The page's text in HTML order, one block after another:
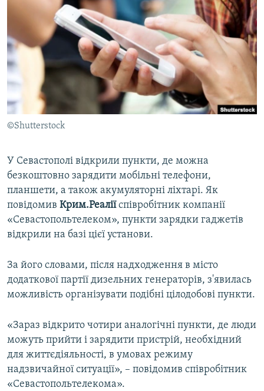
пошуку
ВСЕ ЗА ДЕНЬ
СПЕЦПРОЕКТИ
ДЕПОРТАЦІЯ
ВІДЕОУРОКИ «ELIFBE»
СВІДЧЕННЯ ОКУПАЦІЇ
УКРАЇНСЬКА ПРОБЛЕМА КРИМУ
ЯК ОБІЙТИ БЛОКУВАННЯ
Русский
Qırımtatar
Усі сайти RFE/RL
©Shutterstock
У Севастополі відкрили пункти, де можна
безкоштовно зарядити мобільні телефони,
планшети, а також акумуляторні ліхтарі. Як
повідомив Крим.Реаліїспівробітник компанії
«Севастопольтелеком», пункти зарядки гаджетів
відкрили на базі цієї установи.
За його словами, після надходження в місто
додаткової партії дизельних генераторів, з'явилась
можливість організувати подібні цілодобові пункти.
«Зараз відкрито чотири аналогічні пункти, де люди
можуть прийти і зарядити пристрій, необхідний
для життєдіяльності, в умовах режиму
надзвичайної ситуації», – повідомив співробітник
«Севастопольтелекома».